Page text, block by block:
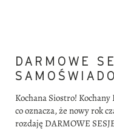
DARMOWE
Kochana Siostro!
co oznacza, że nowy rok
rozdaję DARMOWE